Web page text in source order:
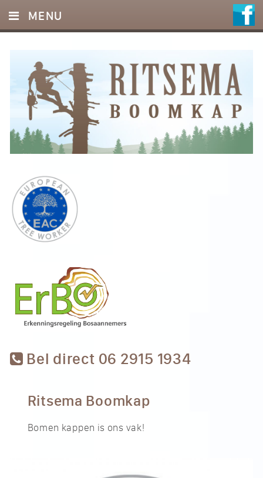
Bel direct 06 2915 1934
MENU
DIENSTEN
FOTO’S
REFERENTIES
OFFERTE
CONTACT
Ritsema Boomkap
Bomen kappen is ons vak!